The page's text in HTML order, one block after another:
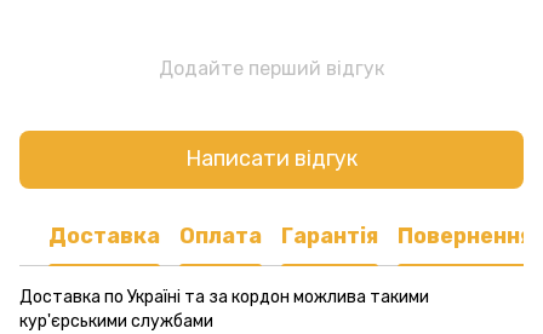
Додайте перший відгук
Написати відгук
Доставка Оплата Гарантія Повернення
Доставка по Україні та за кордон можлива такими
кур'єрськими службами